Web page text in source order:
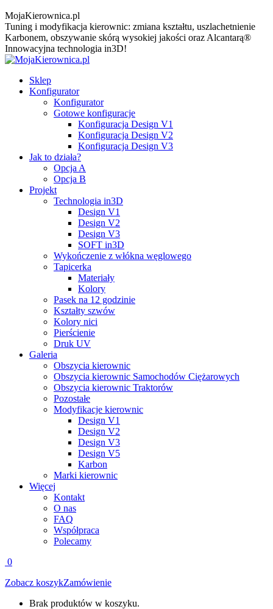
MojaKierownica.pl
Tuning i modyfikacja kierownic: zmiana kształtu, uszlachetnienie
Karbonem, obszywanie skórą wysokiej jakości oraz Alcantarą®
Innowacyjna technologia in3D!
Sklep
Konfigurator
Konfigurator
Gotowe konfiguracje
Konfiguracja Design V1
Konfiguracja Design V2
Konfiguracja Design V3
Jak to działa?
Opcja A
Opcja B
Projekt
Technologia in3D
Design V1
Design V2
Design V3
SOFT in3D
Wykończenie z włókna węglowego
Tapicerka
Materiały
Kolory
Pasek na 12 godzinie
Kształty szwów
Kolory nici
Pierścienie
Druk UV
Galeria
Obszycia kierownic
Obszycia kierownic Samochodów Ciężarowych
Obszycia kierownic Traktorów
Pozostałe
Modyfikacje kierownic
Design V1
Design V2
Design V3
Design V5
Karbon
Marki kierownic
Więcej
Kontakt
O nas
FAQ
Współpraca
Polecamy
0
Zobacz koszykZamówienie
Brak produktów w koszyku.